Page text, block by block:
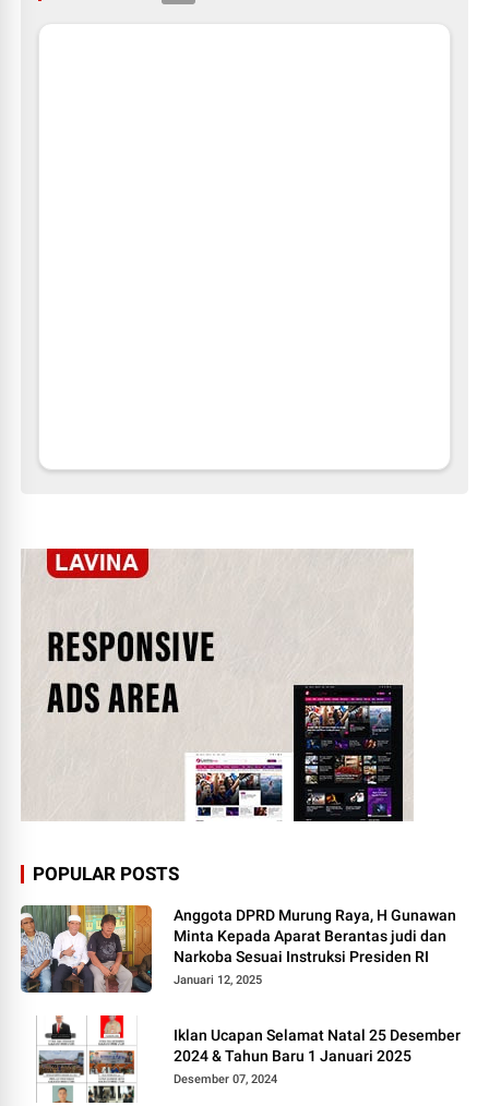
POPULAR POSTS
Anggota DPRD Murung Raya, H Gunawan
Minta Kepada Aparat Berantas judi dan
Narkoba Sesuai Instruksi Presiden RI
Januari 12, 2025
Iklan Ucapan Selamat Natal 25 Desember
2024 & Tahun Baru 1 Januari 2025
Desember 07, 2024